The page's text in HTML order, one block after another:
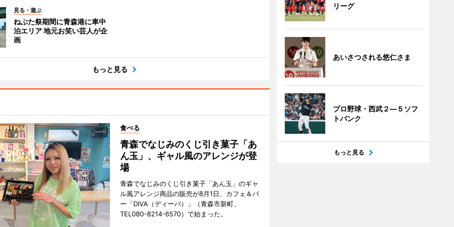
見る・遊ぶ
ねぶた祭期間に青森港に車中
泊エリア 地元お笑い芸人が企
画
もっと見る
食べる
青森でなじみのくじ引き菓子「あ
ん玉」、ギャル風のアレンジが登
場
青森でなじみのくじ引き菓子「あん玉」のギャ
ル風アレンジ商品の販売が8月1日、カフェ＆バ
ー「DIVA（ディーバ）」（青森市新町、
TEL080-8214-6570）で始まった。
リーグ
あいさつされる悠仁さま
プロ野球・西武２―５ソフ
トバンク
もっと見る